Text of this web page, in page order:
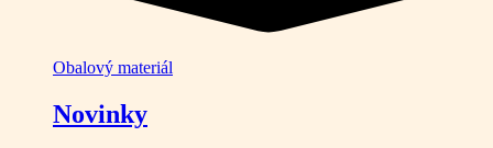
Obalový materiál
Novinky